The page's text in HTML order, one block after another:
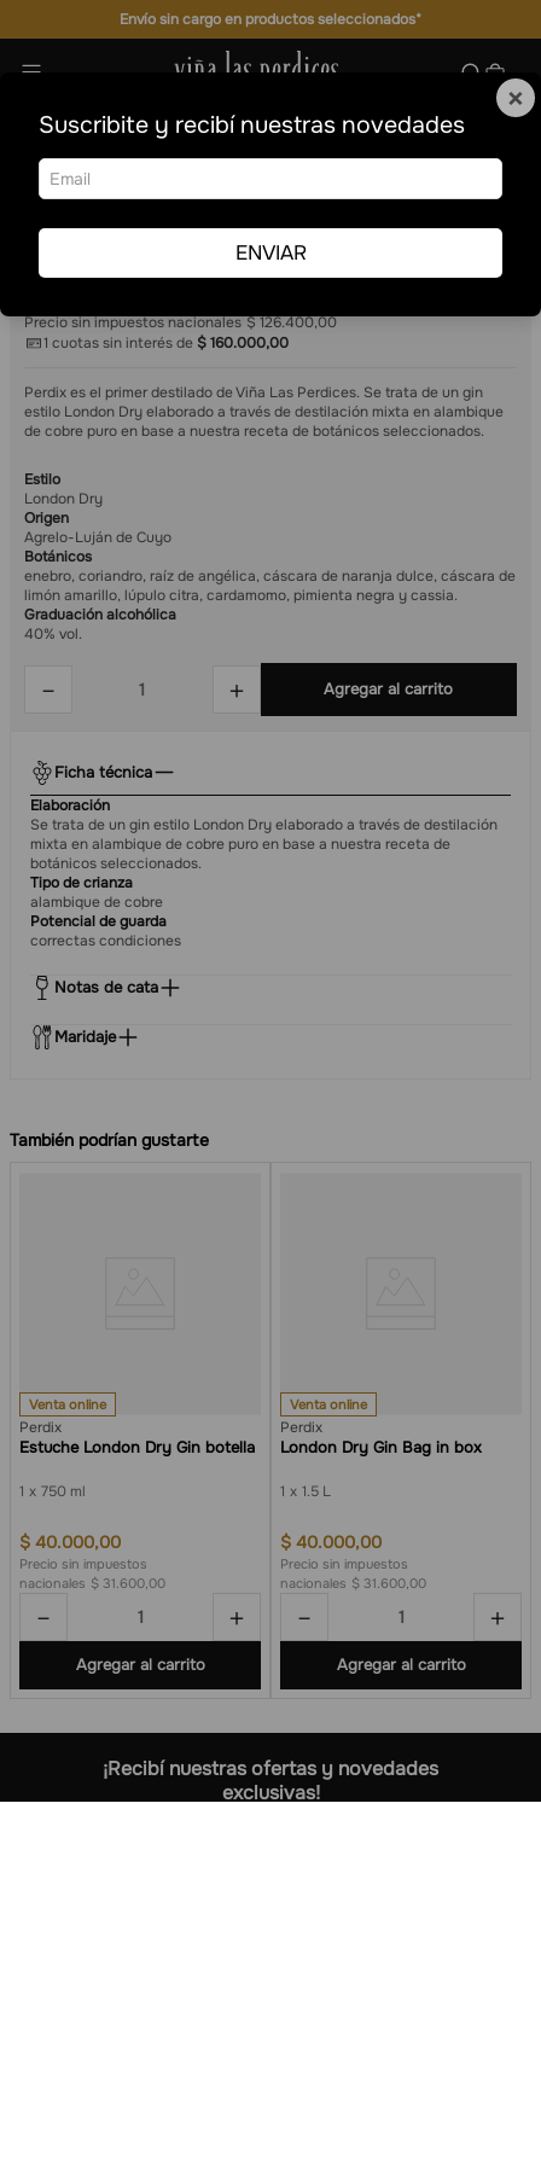
Envío sin cargo en productos seleccionados*
Gin London Dry Gin Bag in box
Perdix
160.000,00
Precio sin impuestos nacionales $ 126.400,00
1 cuotas sin interés de $160.000,00
Perdix es el primer destilado de Viña Las Perdices. Se trata de un gin
estilo London Dry elaborado a través de destilación mixta en alambique
de cobre puro en base a nuestra receta de botánicos seleccionados.
Estilo
London Dry
Origen
Agrelo-Luján de Cuyo
Botánicos
enebro, coriandro, raíz de angélica, cáscara de naranja dulce, cáscara de
limón amarillo, lúpulo citra, cardamomo, pimienta negra y cassia.
Graduación alcohólica
40% vol.
＋
－ Agregar al carrito
Ficha técnica
Elaboración
Se trata de un gin estilo London Dry elaborado a través de destilación
mixta en alambique de cobre puro en base a nuestra receta de
botánicos seleccionados.
Tipo de crianza
alambique de cobre
Potencial de guarda
correctas condiciones
Notas de cata
Maridaje
También podrían gustarte
Venta online
Perdix
Estuche London Dry Gin botella
1 750 ml
$ 40.000,00
Precio sin impuestos
nacionales $ 31.600,00
＋
－
Agregar al carrito
Venta online
Perdix
London Dry Gin Bag in box
1 1.5 L
$ 40.000,00
Precio sin impuestos
nacionales $ 31.600,00
＋
－
Agregar al carrito
¡Recibí nuestras ofertas y novedades
exclusivas!
×
Suscribite y recibí nuestras novedades
ENVIAR